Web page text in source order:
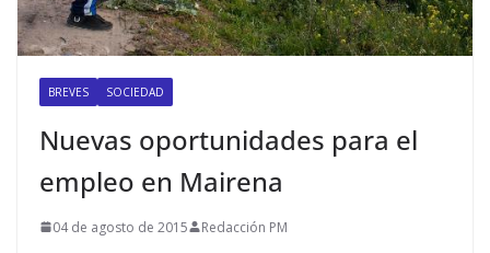
BREVES SOCIEDAD
Nuevas oportunidades para el
empleo en Mairena
04 de agosto de 2015 Redacción PM